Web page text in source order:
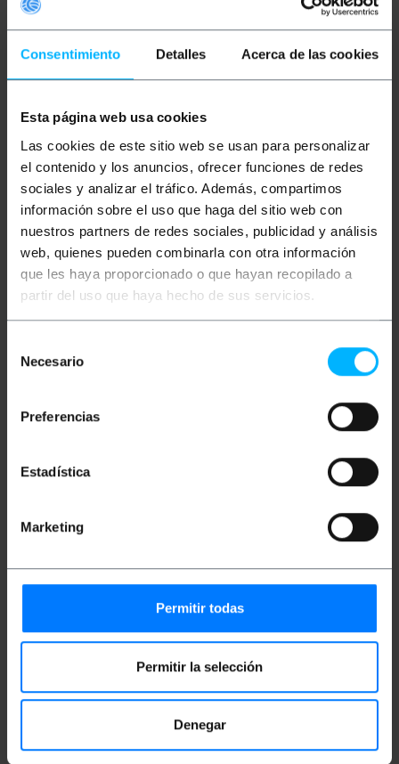
Consentimiento Detalles Acerca de las cookies
Esta página web usa cookies
Las cookies de este sitio web se usan para personalizar
el contenido y los anuncios, ofrecer funciones de redes
sociales y analizar el tráfico. Además, compartimos
información sobre el uso que haga del sitio web con
nuestros partners de redes sociales, publicidad y análisis
web, quienes pueden combinarla con otra información
que les haya proporcionado o que hayan recopilado a
partir del uso que haya hecho de sus servicios.
Necesario
Preferencias
Estadística
Marketing
Permitir todas
Permitir la selección
Denegar
TP-LINK Estensore di
portata Wi-Fi AC1750
TP-Link RE450
61,83€
61,83 IVA inc.
57,25 €
Da 5 a 6 giorni lavorativi
REF:
TP140
Quantità
TP-LINK TP-Link DECO
XE75 CONFEZIONE DA 2
Tri-Band 6E
PVP
301,73€
301,73€IVA inc.
PVD
290,13€
Da 5 a 6 giorni lavorativi
Quantità
TP-Link TL-WA855RE
23,79€ 20,79€
Consegna immediataREF: TP143
Quantità
Link RE190
29,53€ 23,99€
REF: TP142
FAMMI SAPERE